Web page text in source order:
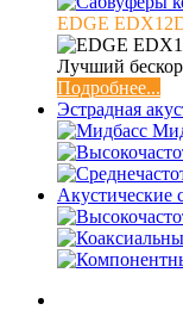
EDGE
Лучший
Подробнее...
Эстрадная
Акустические